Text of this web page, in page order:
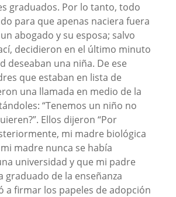
graduados. Por lo tanto, todo
para que apenas naciera fuera
abogado y su esposa; salvo
decidieron en el último minuto
deseaban una niña. De ese
que estaban en lista de
una llamada en medio de la
“Tenemos un niño no
Ellos dijeron “Por
mi madre biológica
madre nunca se había
universidad y que mi padre
graduado de la enseñanza
a firmar los papeles de adopción